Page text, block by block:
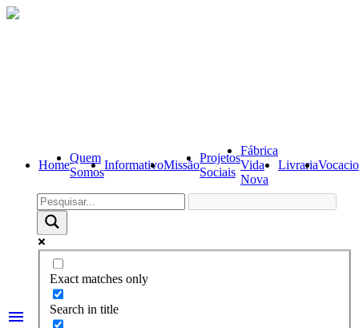
Home
Quem
Somos
InformativoMissão
Projetos
Sociais
Fábrica
Vida
Nova
Livraria
menu
Exact matches only
Search in title